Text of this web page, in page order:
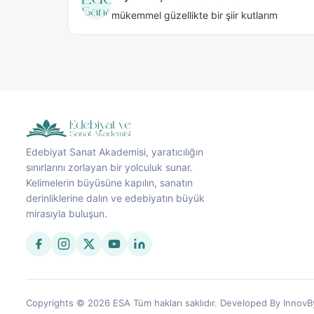
mükemmel güzellikte bir şiir kutlarım
Edebiyat Sanat Akademisi, yaratıcılığın
sınırlarını zorlayan bir yolculuk sunar.
Kelimelerin büyüsüne kapılın, sanatın
derinliklerine dalın ve edebiyatın büyük
mirasıyla buluşun.
Copyrights © 2026 ESA Tüm hakları saklıdır. Developed By